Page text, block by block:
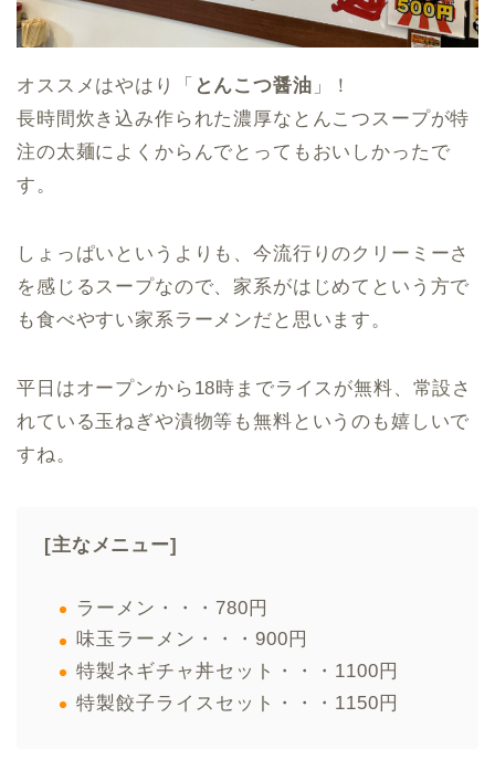
オススメはやはり「 とんこつ醤油 」！
長時間炊き込み作られた濃厚なとんこつスープが特
注の太麺によくからんでとってもおいしかったで
す。
しょっぱいというよりも、今流行りのクリーミーさ
を感じるスープなので、家系がはじめてという方で
も食べやすい家系ラーメンだと思います。
平日はオープンから18時までライスが無料、常設さ
れている玉ねぎや漬物等も無料というのも嬉しいで
すね。
[主なメニュー]
ラーメン・・・780円
味玉ラーメン・・・900円
特製ネギチャ丼セット・・・1100円
特製餃子ライスセット・・・1150円